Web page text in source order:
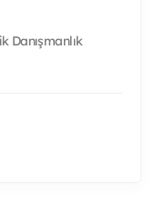
Danışmanlık